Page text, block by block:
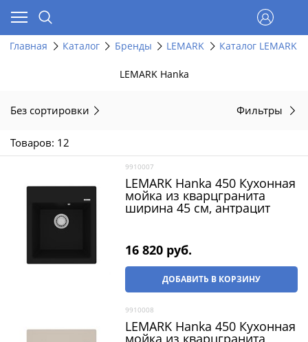
Главная Каталог Бренды LEMARK Каталог LEMARK
LEMARK Hanka
Без сортировки Фильтры
Товаров: 12
9910007
LEMARK Hanka 450 Кухонная
мойка из кварцгранита
ширина 45 см, антрацит
16 820 руб.
ДОБАВИТЬ В КОРЗИНУ
9910008
LEMARK Hanka 450 Кухонная
мойка из кварцгранита